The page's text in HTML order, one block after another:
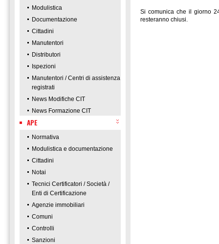
Modulistica
Documentazione
Cittadini
Manutentori
Distributori
Ispezioni
Manutentori / Centri di assistenza
registrati
News Modifiche CIT
News Formazione CIT
APE
Normativa
Modulistica e documentazione
Cittadini
Notai
Tecnici Certificatori / Società /
Enti di Certificazione
Agenzie immobiliari
Comuni
Controlli
Sanzioni
Si comunica che il giorno
resteranno chiusi.